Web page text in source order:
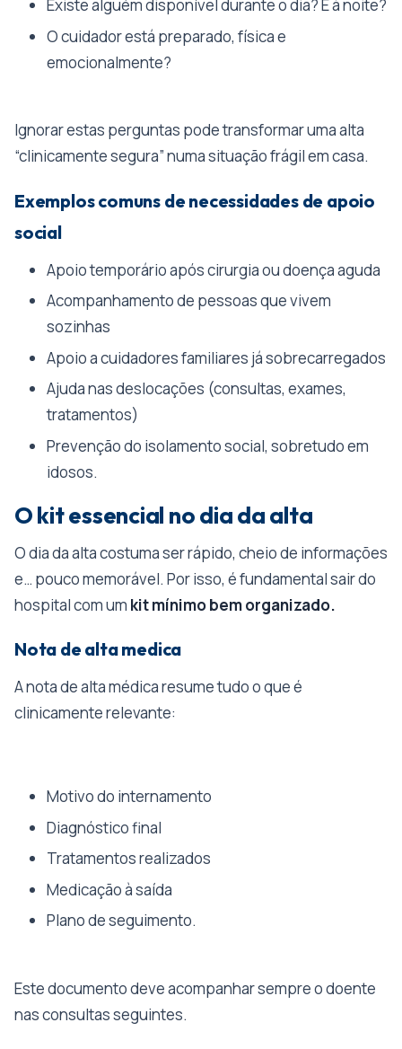
Existe alguém disponível durante o dia? E à noite?
O cuidador está preparado, física e
emocionalmente?
Ignorar estas perguntas pode transformar uma alta
“clinicamente segura” numa situação frágil em casa.
Exemplos comuns de necessidades de apoio
social
Apoio temporário após cirurgia ou doença aguda
Acompanhamento de pessoas que vivem
sozinhas
Apoio a cuidadores familiares já sobrecarregados
Ajuda nas deslocações (consultas, exames,
tratamentos)
Prevenção do isolamento social, sobretudo em
idosos.
O kit essencial no dia da alta
O dia da alta costuma ser rápido, cheio de informações
e… pouco memorável. Por isso, é fundamental sair do
hospital com um kit mínimo bem organizado.
Nota de alta medica
A nota de alta médica resume tudo o que é
clinicamente relevante:
Motivo do internamento
Diagnóstico final
Tratamentos realizados
Medicação à saída
Plano de seguimento.
Este documento deve acompanhar sempre o doente
nas consultas seguintes.